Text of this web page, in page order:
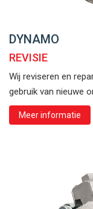
DYNAMO
REVISIE
Wij reviseren en
gebruik van nieuwe
Meer informatie